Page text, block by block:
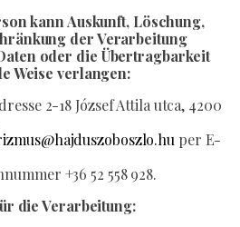
kann Auskunft, Löschung,
der Verarbeitung
oder die Übertragbarkeit
Weise verlangen:
2-18 József Attila utca, 4200
per E-
+36 52 558 928.
die Verarbeitung: